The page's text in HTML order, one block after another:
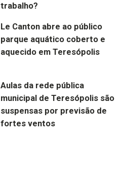
trabalho?
Le Canton abre ao público
parque aquático coberto e
aquecido em Teresópolis
Aulas da rede pública
municipal de Teresópolis são
suspensas por previsão de
fortes ventos